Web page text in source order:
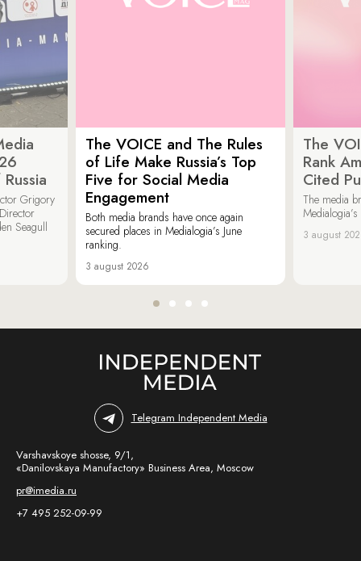
Grigory
Seagull
The VOICE and The Rules
of Life Make Russia’s Top
Five for Social Media
Engagement
Both media brands have once again
secured places in Medialogia’s June
ranking.
3 august 2026
The
Rank
Cited
The media
3 august
Telegram Independent Media
Varshavskoye shosse, 9/1,
«Danilovskaya Manufactory» Business Area, Moscow
pr@imedia.ru
+7 495 252-09-99